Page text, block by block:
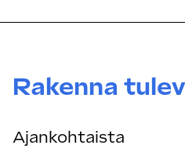
Rakenna
Ajankohtaista